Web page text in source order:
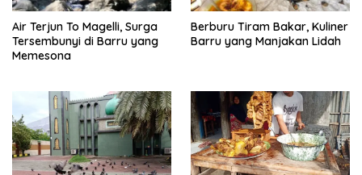
Air Terjun To Magelli, Surga
Tersembunyi di Barru yang
Memesona
Berburu Tiram Bakar, Kuliner
Barru yang Manjakan Lidah